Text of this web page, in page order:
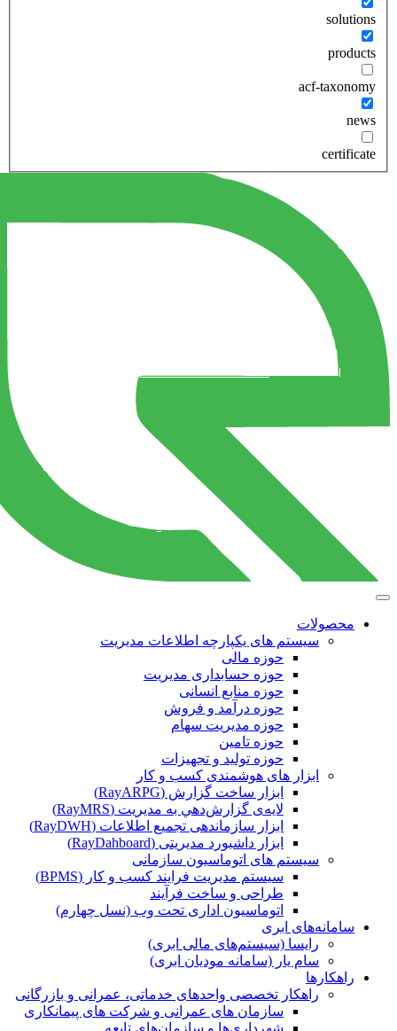
solutions
products
acf-taxonomy
news
certificate
محصولات
سیستم های یکپارچه اطلاعات مدیریت
حوزه مالی
حوزه حسابداری مدیریت
حوزه منابع انسانی
حوزه درآمد و فروش
حوزه مدیریت سهام
حوزه تامین
حوزه تولید و تجهیزات
ابزار های هوشمندی کسب و کار
ابزار ساخت گزارش (RayARPG)
لایه‌ی گزارش‌دهي به مديريت (RayMRS)
ابزار سازماندهی تجمیع اطلاعات (RayDWH)
ابزار داشبورد مدیریتی (RayDahboard)
سیستم های اتوماسیون سازمانی
سیستم مدیریت فرایند کسب و کار (BPMS)
طراحی و ساخت فرآیند
اتوماسیون اداری تحت وب (نسل چهارم)
سامانه‌های ابری
رایسا (سیستم‌های مالی ابری)
سام یار (سامانه مودیان ابری)
راهکارها
راهکار تخصصی واحدهای خدماتی، عمرانی و بازرگانی
سازمان های عمرانی و شرکت های پیمانکاری
شهرداری‌ها و سازمان‌های تابعه